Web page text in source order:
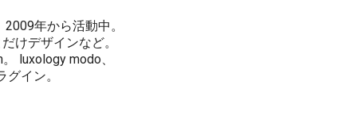
年から活動中。
けデザインなど。
luxology modo、
イン。